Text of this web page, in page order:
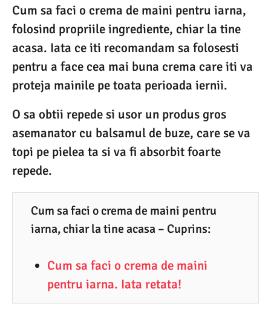
2
0
2
1
0
8
1
1
.
2
0
2
Cum sa faci o crema de maini pentru iarna,
folosind propriile ingrediente, chiar la tine
acasa. Iata ce iti recomandam sa folosesti
pentru a face cea mai buna crema care iti va
proteja mainile pe toata perioada iernii.
O sa obtii repede si usor un produs gros
asemanator cu balsamul de buze, care se va
topi pe pielea ta si va fi absorbit foarte
repede.
Cum sa faci o crema de maini pentru
iarna, chiar la tine acasa – Cuprins:
Cum sa faci o crema de maini
pentru iarna. Iata retata!